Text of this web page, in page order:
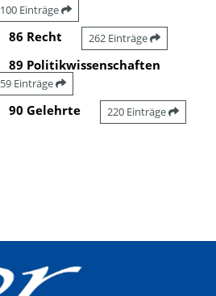
100 Einträge
86 Recht 262 Einträge
89 Politikwissenschaften
59 Einträge
90 Gelehrte 220 Einträge